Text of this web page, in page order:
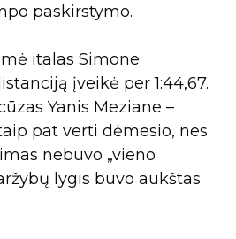
paskirstymo.
italas Simone
įveikė per 1:44,67.
Yanis Meziane –
taip pat verti dėmesio, nes
nebuvo „vieno
lygis buvo aukštas